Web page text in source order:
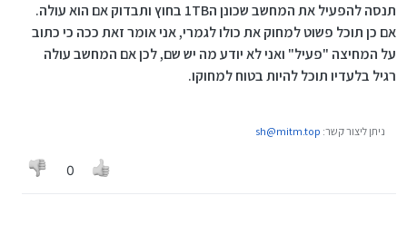
תנסה להפעיל את המחשב שכונן ה1TB בחוץ ותבדוק אם הוא עולה.
אם כן תוכל פשוט למחוק את כולו לגמרי, אני אומר זאת ככה כי כתוב
על המחיצה "פעיל" ואני לא יודע מה יש שם, לכן אם המחשב עולה
רגיל בלעדיו תוכל להיות בטוח למחוקו.
ניתן ליצור קשר: sh@mitm.top
0